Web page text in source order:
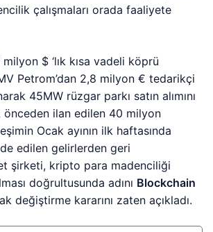
çalışmaları orada faaliyete
$ ‘lık kısa vadeli köprü
Petrom’dan 2,8 milyon € tedarikçi
45MW rüzgar parkı satın alımını
önceden ilan edilen 40 milyon
Ocak ayının ilk haftasında
edilen gelirlerden geri
şirketi, kripto para madenciliği
doğrultusunda adını Blockchain
değiştirme kararını zaten açıkladı.